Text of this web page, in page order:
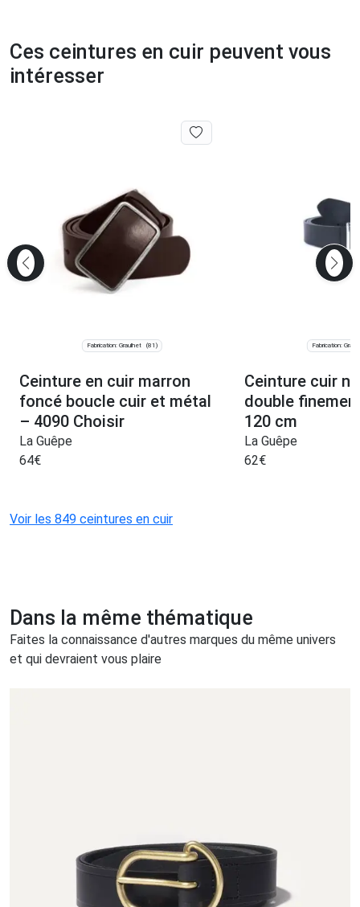
Ces ceintures en cuir peuvent vous
intéresser
Fabrication: Graulhet (81)
Ceinture en cuir marron
foncé boucle cuir et métal
– 4090 Choisir
La Guêpe
64€
Fabrication:
Ceinture cuir
double
120 cm
La Guêpe
62€
Voir les 849 ceintures en cuir
Dans la même thématique
Faites la connaissance d'autres marques du même univers
et qui devraient vous plaire